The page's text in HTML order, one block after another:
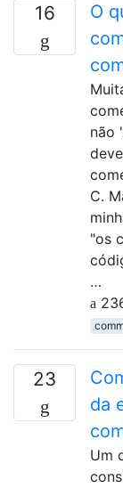
16
O
não
C.
"os
…
23
da
Um